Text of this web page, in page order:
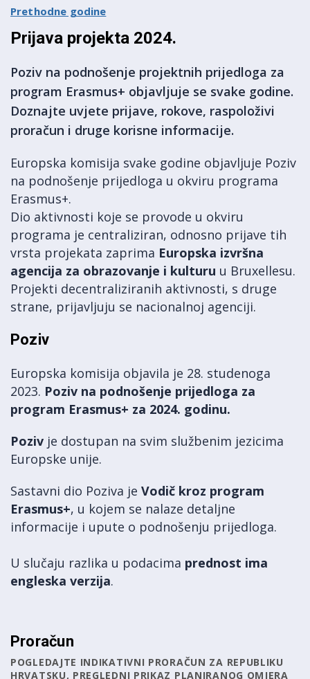
Prethodne godine
Prijava projekta 2024.
Poziv na podnošenje projektnih prijedloga za
program Erasmus+ objavljuje se svake godine.
Doznajte uvjete prijave, rokove, raspoloživi
proračun i druge korisne informacije.
Europska komisija svake godine objavljuje Poziv
na podnošenje prijedloga u okviru programa
Erasmus+.
Dio aktivnosti koje se provode u okviru
programa je centraliziran, odnosno prijave tih
vrsta projekata zaprima Europska izvršna
agencija za obrazovanje i kulturu u Bruxellesu.
Projekti decentraliziranih aktivnosti, s druge
strane, prijavljuju se nacionalnoj agenciji.
Poziv
Europska komisija objavila je 28. studenoga
2023. Poziv na podnošenje prijedloga za
program Erasmus+ za 2024. godinu.
Poziv je dostupan na svim službenim jezicima
Europske unije.
Sastavni dio Poziva je Vodič kroz program
Erasmus+, u kojem se nalaze detaljne
informacije i upute o podnošenju prijedloga.
U slučaju razlika u podacima prednost ima
engleska verzija.
Proračun
POGLEDAJTE INDIKATIVNI PRORAČUN ZA REPUBLIKU
HRVATSKU, PREGLEDNI PRIKAZ PLANIRANOG OMJERA